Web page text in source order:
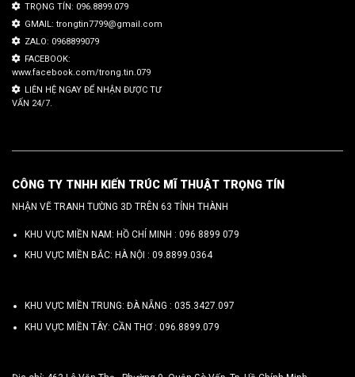
TRỌNG TÍN: 096.8899.079
GMAIL: trongtin7799@gmail.com
ZALO: 0968899079
FACEBOOK:
www.facebook.com/trong.tin.079
LIÊN HỆ NGAY ĐỂ NHẬN ĐƯỢC TƯ
VẤN 24/7.
CÔNG TY TNHH KIẾN TRÚC MĨ THUẬT TRỌNG TÍN
NHẬN VẼ TRANH TƯỜNG 3D TRÊN 63 TỈNH THÀNH
KHU VỰC MIỀN NAM: HỒ CHÍ MINH : 096 8899 079
KHU VỰC MIỀN BẮC: HÀ NỘI : 09.8899.0364
KHU VỰC MIỀN TRUNG: ĐÀ NẴNG : 035.3427.097
KHU VỰC MIỀN TÂY: CẦN THƠ : 096.8899.079